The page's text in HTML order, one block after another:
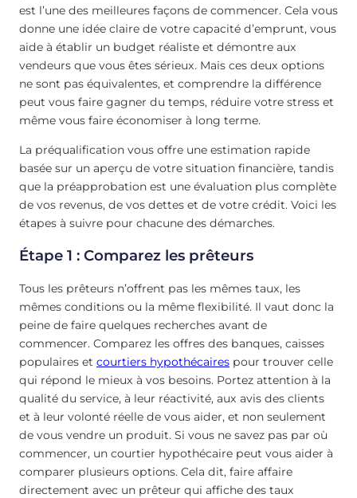
est l’une des meilleures façons de commencer. Cela vous
donne une idée claire de votre capacité d’emprunt, vous
aide à établir un budget réaliste et démontre aux
vendeurs que vous êtes sérieux. Mais ces deux options
ne sont pas équivalentes, et comprendre la différence
peut vous faire gagner du temps, réduire votre stress et
même vous faire économiser à long terme.
La préqualification vous offre une estimation rapide
basée sur un aperçu de votre situation financière, tandis
que la préapprobation est une évaluation plus complète
de vos revenus, de vos dettes et de votre crédit. Voici les
étapes à suivre pour chacune des démarches.
Étape 1 : Comparez les prêteurs
Tous les prêteurs n’offrent pas les mêmes taux, les
mêmes conditions ou la même flexibilité. Il vaut donc la
peine de faire quelques recherches avant de
commencer. Comparez les offres des banques, caisses
populaires et courtiers hypothécaires pour trouver celle
qui répond le mieux à vos besoins. Portez attention à la
qualité du service, à leur réactivité, aux avis des clients
et à leur volonté réelle de vous aider, et non seulement
de vous vendre un produit. Si vous ne savez pas par où
commencer, un courtier hypothécaire peut vous aider à
comparer plusieurs options. Cela dit, faire affaire
directement avec un prêteur qui affiche des taux